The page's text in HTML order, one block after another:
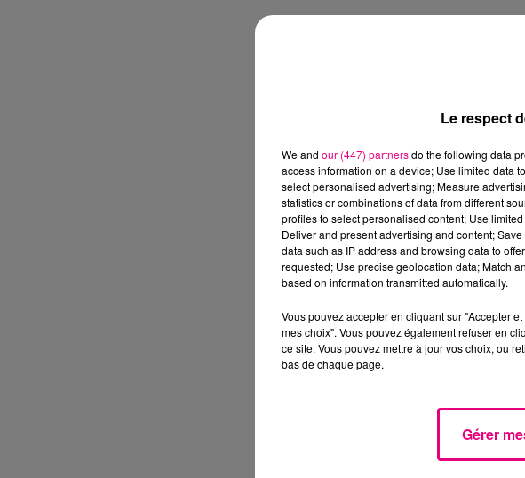
Le respect
We and our (447) partnersdo the following data
access information on a device; Use limited data
select personalised advertising; Measure
statistics or combinations of data from different
profiles to select personalised content; Use
Deliver and present advertising and content;
data such as IP address and browsing data to
requested; Use precise geolocation data; Match
based on information transmitted automatically.
Vous pouvez accepter en cliquant sur "Accepter
mes choix". Vous pouvez également refuser en
ce site. Vous pouvez mettre à jour vos choix, ou
bas de chaque page.
Gérer